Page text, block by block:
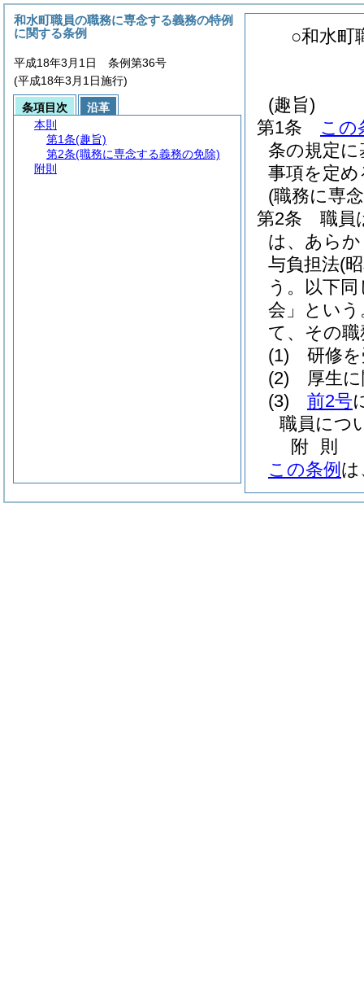
○和水町
(趣旨)
第1条
この
条の規定
事項を定
(職務に専
第2条
職員
は、あら
与負担法(
う。以下同
会」という
て、その
(1)
研修
(2)
厚生
(3)
前2号
職員につ
附 則
この条例 は
和水町職員の職務に専念する義務の特例
に関する条例
平成18年3月1日 条例第36号
(平成18年3月1日施行)
条項目次
沿革
本則
第1条(趣旨)
第2条(職務に専念する義務の免除)
附則